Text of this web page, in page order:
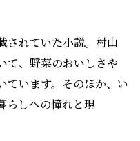
されていた小説。村山
て、野菜のおいしさや
ています。そのほか、い
らしへの憧れと現